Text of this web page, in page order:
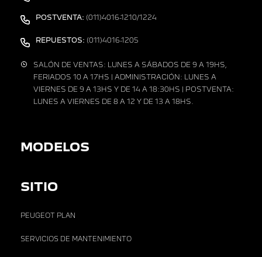
POSTVENTA: (011)4016-1210/1224
REPUESTOS: (011)4016-1205
SALÓN DE VENTAS: LUNES A SÁBADOS DE 9 A 19HS,
FERIADOS 10 A 17HS | ADMINISTRACIÓN: LUNES A
VIERNES DE 9 A 13HS Y DE 14 A 18:30HS | POSTVENTA:
LUNES A VIERNES DE 8 A 12 Y DE 13 A 18HS.
MODELOS
SITIO
PEUGEOT PLAN
SERVICIOS DE MANTENIMIENTO